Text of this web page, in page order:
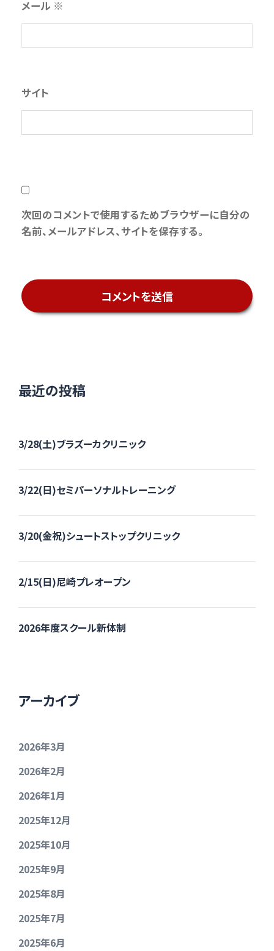
メール ※
サイト
次回のコメントで使用するためブラウザーに自分の
名前、メールアドレス、サイトを保存する。
最近の投稿
3/28(土)ブラズーカクリニック
3/22(日)セミパーソナルトレーニング
3/20(金祝)シュートストップクリニック
2/15(日)尼崎プレオープン
2026年度スクール新体制
アーカイブ
2026年3月
2026年2月
2026年1月
2025年12月
2025年10月
2025年9月
2025年8月
2025年7月
2025年6月